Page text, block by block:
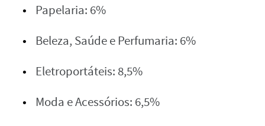
Papelaria: 6%
Beleza, Saúde e Perfumaria: 6%
Eletroportáteis: 8,5%
Moda e Acessórios: 6,5%